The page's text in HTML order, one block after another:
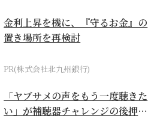
金利上昇を機に、『守るお金』の
置き場所を再検討
PR(株式会社北九州銀行)
「ヤブサメの声をもう一度聴きた
い」が補聴器チャレンジの後押し